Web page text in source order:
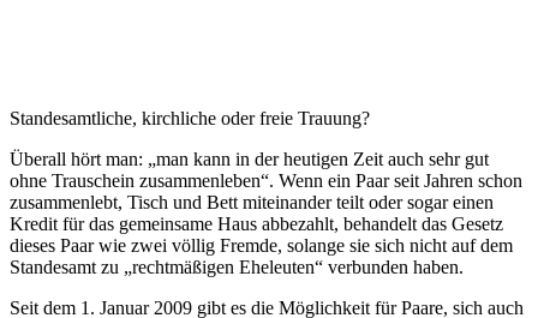
Standesamtliche, kirchliche oder freie Trauung?
Überall hört man: „man kann in der heutigen Zeit auch sehr gut
ohne Trauschein zusammenleben“. Wenn ein Paar seit Jahren schon
zusammenlebt, Tisch und Bett miteinander teilt oder sogar einen
Kredit für das gemeinsame Haus abbezahlt, behandelt das Gesetz
dieses Paar wie zwei völlig Fremde, solange sie sich nicht auf dem
Standesamt zu „rechtmäßigen Eheleuten“ verbunden haben.
Seit dem 1. Januar 2009 gibt es die Möglichkeit für Paare, sich auch